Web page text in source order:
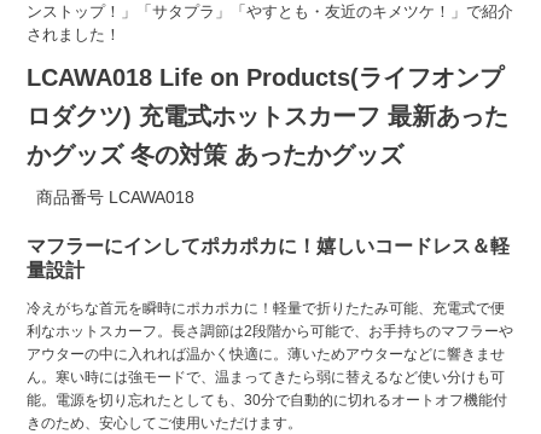
ンストップ！」「サタプラ」「やすとも・友近のキメツケ！」で紹介
されました！
LCAWA018 Life on Products(ライフオンプ
ロダクツ) 充電式ホットスカーフ 最新あった
かグッズ 冬の対策 あったかグッズ
商品番号 LCAWA018
マフラーにインしてポカポカに！嬉しいコードレス＆軽
量設計
冷えがちな首元を瞬時にポカポカに！軽量で折りたたみ可能、充電式で便
利なホットスカーフ。長さ調節は2段階から可能で、お手持ちのマフラーや
アウターの中に入れれば温かく快適に。薄いためアウターなどに響きませ
ん。寒い時には強モードで、温まってきたら弱に替えるなど使い分けも可
能。電源を切り忘れたとしても、30分で自動的に切れるオートオフ機能付
きのため、安心してご使用いただけます。